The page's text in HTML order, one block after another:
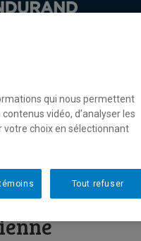
rôle(s)
qui nous permettent
vidéo, d’analyser les
choix en sélectionnant
Tout refuser